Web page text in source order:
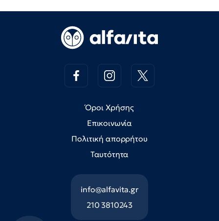
Όροι Χρήσης
Επικοινωνία
Πολιτική απορρήτου
Ταυτότητα
info@alfavita.gr
210 3810243